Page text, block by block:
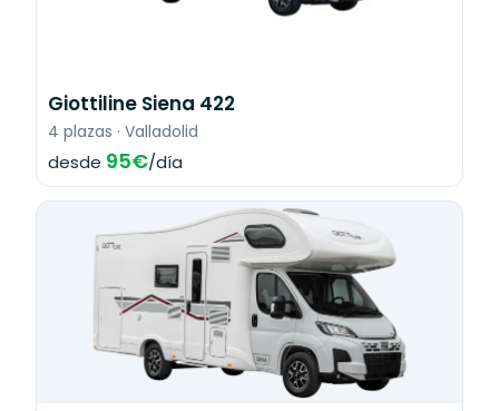
Giottiline Siena 422
4 plazas · Valladolid
desde 95€/día